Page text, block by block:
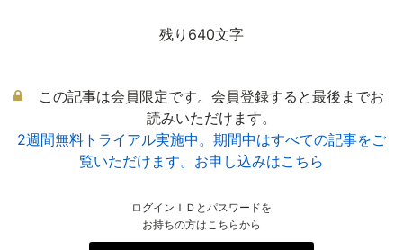
残り640文字
この記事は会員限定です。会員登録すると最後までお
読みいただけます。
2週間無料トライアル実施中。期間中はすべての記事をご
覧いただけます。お申し込みはこちら
ログインＩＤとパスワードを
お持ちの方はこちらから